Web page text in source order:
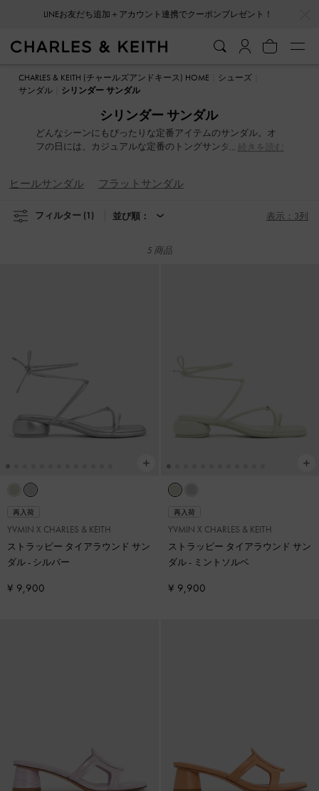
LINEお友だち追加＋アカウント連携でクーポンプレゼント！
LINEお友だち追加＋アカウント連携でクーポンプレゼント！
CHARLES & KEITH (チャールズアンドキース) HOME
シューズ
サンダル
シリンダー サンダル
シリンダー サンダル
どんなシーンにもぴったりな定番アイテムのサンダル。オ
フの日には、カジュアルな定番のトングサンダルを選べ
サンダルがおすすめです。ストラップデザインやスリング
サンダルコレクション。ファッショナブルなデザインと履
続きを読む
ヒールサンダル フラットサンダル
フィルター (1) 並び順： 表示：3列
5 商品
再入荷
YVMIN X CHARLES & KEITH
ストラッピー タイアラウンド サン
ダル- シルバー
¥ 9,900
再入荷
YVMIN X CHARLES & KEITH
ストラッピー タイアラウンド サン
ダル- ミントソルベ
¥ 9,900